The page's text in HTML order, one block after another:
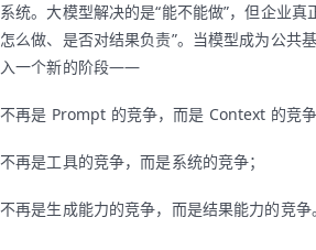
系统。大模型解决的是“能不能做”，但企业真
怎么做、是否对结果负责”。当模型成为公共
入一个新的阶段——
不再是 Prompt 的竞争，而是 Context 的竞争
不再是工具的竞争，而是系统的竞争；
不再是生成能力的竞争，而是结果能力的竞争。